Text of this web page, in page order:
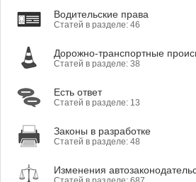
Водительские права
Статей в разделе: 46
Дорожно-транспортные
Статей в разделе: 38
Есть ответ
Статей в разделе: 13
Законы в разработке
Статей в разделе: 48
Изменения